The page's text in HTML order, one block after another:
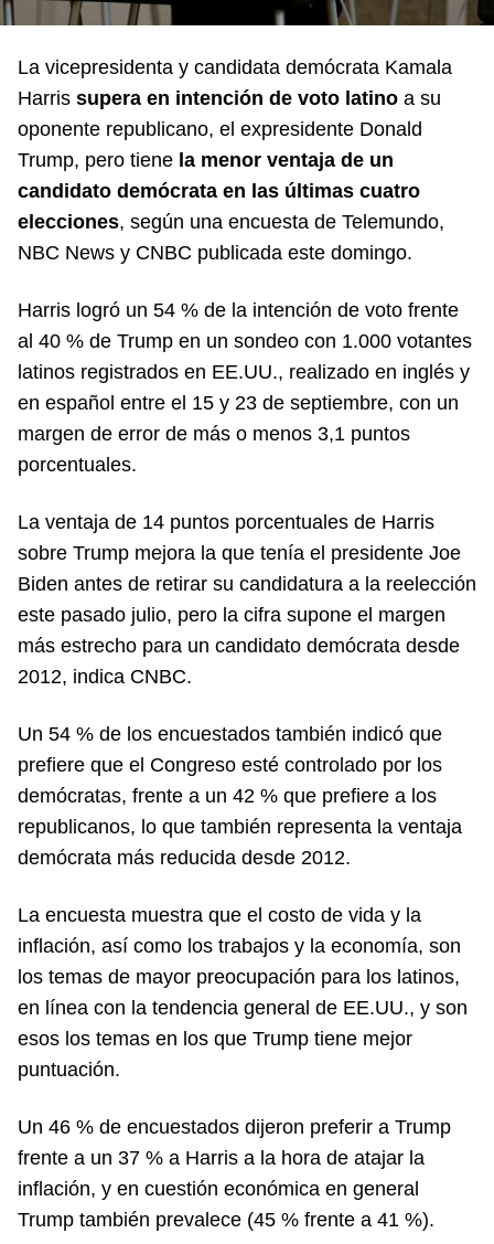
La vicepresidenta y candidata demócrata Kamala
Harris supera en intención de voto latino a su
oponente republicano, el expresidente Donald
Trump, pero tiene la menor ventaja de un
candidato demócrata en las últimas cuatro
elecciones, según una encuesta de Telemundo,
NBC News y CNBC publicada este domingo.
Harris logró un 54 % de la intención de voto frente
al 40 % de Trump en un sondeo con 1.000 votantes
latinos registrados en EE.UU., realizado en inglés y
en español entre el 15 y 23 de septiembre, con un
margen de error de más o menos 3,1 puntos
porcentuales.
La ventaja de 14 puntos porcentuales de Harris
sobre Trump mejora la que tenía el presidente Joe
Biden antes de retirar su candidatura a la reelección
este pasado julio, pero la cifra supone el margen
más estrecho para un candidato demócrata desde
2012, indica CNBC.
Un 54 % de los encuestados también indicó que
prefiere que el Congreso esté controlado por los
demócratas, frente a un 42 % que prefiere a los
republicanos, lo que también representa la ventaja
demócrata más reducida desde 2012.
La encuesta muestra que el costo de vida y la
inflación, así como los trabajos y la economía, son
los temas de mayor preocupación para los latinos,
en línea con la tendencia general de EE.UU., y son
esos los temas en los que Trump tiene mejor
puntuación.
Un 46 % de encuestados dijeron preferir a Trump
frente a un 37 % a Harris a la hora de atajar la
inflación, y en cuestión económica en general
Trump también prevalece (45 % frente a 41 %).